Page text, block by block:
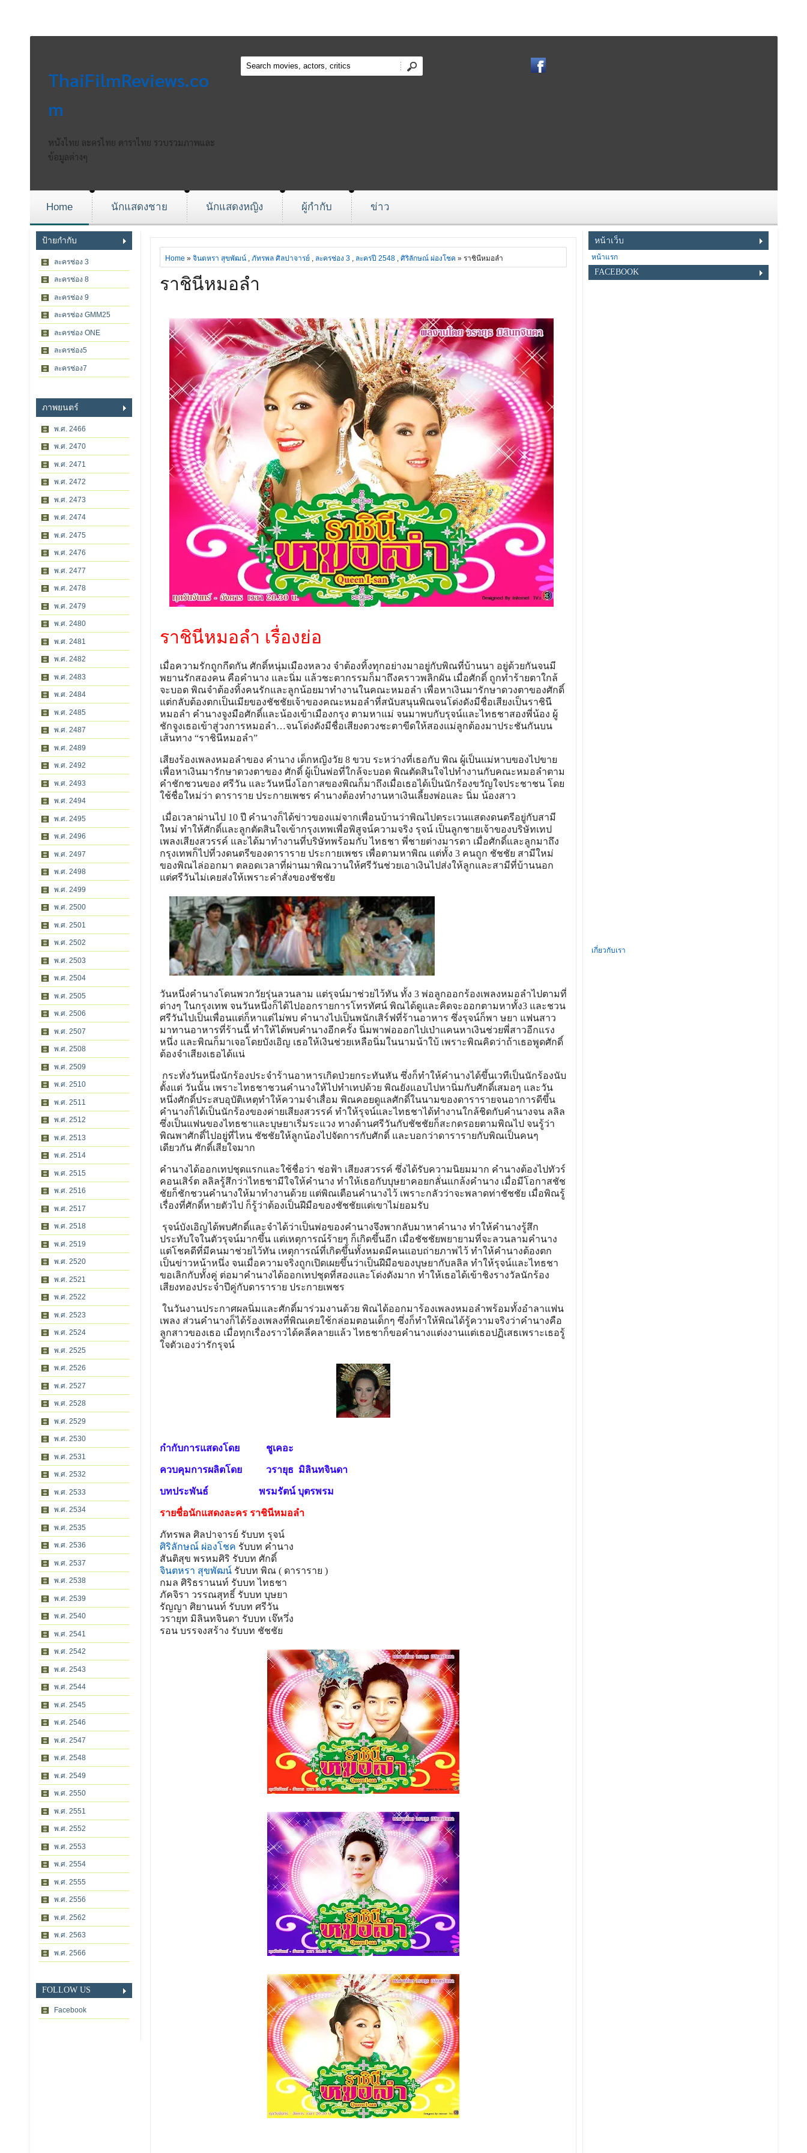
ThaiFilmReviews.co
m
หนังไทย ละครไทย ดาราไทย รวบรวมภาพและ
ข้อมูลต่างๆ
Home นักแสดงชาย นักแสดงหญิง ผู้กำกับ ข่าว
ป้ายกำกับ
ละครช่อง 3
ละครช่อง 8
ละครช่อง 9
ละครช่อง GMM25
ละครช่อง ONE
ละครช่อง5
ละครช่อง7
ภาพยนตร์
พ.ศ. 2466
พ.ศ. 2470
พ.ศ. 2471
พ.ศ. 2472
พ.ศ. 2473
พ.ศ. 2474
พ.ศ. 2475
พ.ศ. 2476
พ.ศ. 2477
พ.ศ. 2478
พ.ศ. 2479
พ.ศ. 2480
พ.ศ. 2481
พ.ศ. 2482
พ.ศ. 2483
พ.ศ. 2484
พ.ศ. 2485
พ.ศ. 2487
พ.ศ. 2489
พ.ศ. 2492
พ.ศ. 2493
พ.ศ. 2494
พ.ศ. 2495
พ.ศ. 2496
พ.ศ. 2497
พ.ศ. 2498
พ.ศ. 2499
พ.ศ. 2500
พ.ศ. 2501
พ.ศ. 2502
พ.ศ. 2503
พ.ศ. 2504
พ.ศ. 2505
พ.ศ. 2506
พ.ศ. 2507
พ.ศ. 2508
พ.ศ. 2509
พ.ศ. 2510
พ.ศ. 2511
พ.ศ. 2512
พ.ศ. 2513
พ.ศ. 2514
พ.ศ. 2515
พ.ศ. 2516
พ.ศ. 2517
พ.ศ. 2518
พ.ศ. 2519
พ.ศ. 2520
พ.ศ. 2521
พ.ศ. 2522
พ.ศ. 2523
พ.ศ. 2524
พ.ศ. 2525
พ.ศ. 2526
พ.ศ. 2527
พ.ศ. 2528
พ.ศ. 2529
พ.ศ. 2530
พ.ศ. 2531
พ.ศ. 2532
พ.ศ. 2533
พ.ศ. 2534
พ.ศ. 2535
พ.ศ. 2536
พ.ศ. 2537
พ.ศ. 2538
พ.ศ. 2539
พ.ศ. 2540
พ.ศ. 2541
พ.ศ. 2542
พ.ศ. 2543
พ.ศ. 2544
พ.ศ. 2545
พ.ศ. 2546
พ.ศ. 2547
พ.ศ. 2548
พ.ศ. 2549
พ.ศ. 2550
พ.ศ. 2551
พ.ศ. 2552
พ.ศ. 2553
พ.ศ. 2554
พ.ศ. 2555
พ.ศ. 2556
พ.ศ. 2562
พ.ศ. 2563
พ.ศ. 2566
FOLLOW US
Facebook
Home » จินตหรา สุขพัฒน์, ภัทรพล ศิลปาจารย์ , ละครช่อง 3, ละครปี 2548, ศิริลักษณ์ ผ่องโชค » ราชินีหมอลำ
ราชินีหมอลำ
ราชินีหมอลำ เรื่องย่อ
เมื่อความรักถูกกีดกัน ศักดิ์หนุ่มเมืองหลวง จำต้องทิ้งทุกอย่างมาอยู่กับพิณที่บ้านนา อยู่ด้วยกันจนมี
พยานรักสองคน คือคำนาง และนิ่ม แล้วชะตากรรมก็มาถึงคราวพลิกผัน เมื่อศักดิ์ ถูกทำร้ายตาใกล้
จะบอด พิณจำต้องทิ้งคนรักและลูกน้อยมาทำงานในคณะหมอลำ เพื่อหาเงินมารักษาดวงตาของศักดิ์
แต่กลับต้องตกเป็นเมียของชัชชัยเจ้าของคณะหมอลำที่สนับสนุนพิณจนโด่งดังมีชื่อเสียงเป็นราชินี
หมอลำ คำนางจูงมือศักดิ์และน้องเข้าเมืองกรุง ตามหาแม่ จนมาพบกับรุจน์และไทธชาสองพี่น้อง ผู้
ชักจูงเธอเข้าสู่วงการหมอลำ…จนโด่งดังมีชื่อเสียงดวงชะตาขีดให้สองแม่ลูกต้องมาประชันกันบน
เส้นทาง “ราชินีหมอลำ”
เสียงร้องเพลงหมอลำของ คำนาง เด็กหญิงวัย 8 ขวบ ระหว่างที่เธอกับ พิณ ผู้เป็นแม่หาบของไปขาย
เพื่อหาเงินมารักษาดวงตาของ ศักดิ์ ผู้เป็นพ่อที่ใกล้จะบอด พิณตัดสินใจไปทำงานกับคณะหมอลำตาม
คำชักชวนของ ศรีวัน และวันหนึ่งโอกาสของพิณก็มาถึงเมื่อเธอได้เป็นนักร้องขวัญใจประชาชน โดย
ใช้ชื่อใหม่ว่า ดาราราย ประกายเพชร คำนางต้องทำงานหาเงินเลี้ยงพ่อและ นิ่ม น้องสาว
เมื่อเวลาผ่านไป 10 ปี คำนางก็ได้ข่าวของแม่จากเพื่อนบ้านว่าพิณไปตระเวนแสดงดนตรีอยู่กับสามี
ใหม่ ทำให้ศักดิ์และลูกตัดสินใจเข้ากรุงเทพเพื่อพิสูจน์ความจริง รุจน์ เป็นลูกชายเจ้าของบริษัทเทป
เพลงเสียงสวรรค์ และได้มาทำงานที่บริษัทพร้อมกับ ไทธชา พี่ชายต่างมารดา เมื่อศักดิ์และลูกมาถึง
กรุงเทพก็ไปที่วงดนตรีของดาราราย ประกายเพชร เพื่อตามหาพิณ แต่ทั้ง 3 คนถูก ชัชชัย สามีใหม่
ของพิณไล่ออกมา ตลอดเวลาที่ผ่านมาพิณวานให้ศรีวันช่วยเอาเงินไปส่งให้ลูกและสามีที่บ้านนอก
แต่ศรีวันไม่เคยส่งให้เพราะคำสั่งของชัชชัย
วันหนึ่งคำนางโดนพวกวัยรุ่นลวนลาม แต่รุจน์มาช่วยไว้ทัน ทั้ง 3 พ่อลูกออกร้องเพลงหมอลำไปตามที่
ต่างๆ ในกรุงเทพ จนวันหนึ่งก็ได้ไปออกรายการโทรทัศน์ พิณได้ดูและคิดจะออกตามหาทั้ง3 และชวน
ศรีวันไปเป็นเพื่อนแต่ก็หาแต่ไม่พบ คำนางไปเป็นพนักเสิร์ฟที่ร้านอาหาร ซึ่งรุจน์ก็พา ษยา แฟนสาว
มาทานอาหารที่ร้านนี้ ทำให้ได้พบคำนางอีกครั้ง นิ่มพาพ่อออกไปเป่าแคนหาเงินช่วยพี่สาวอีกแรง
หนึ่ง และพิณก็มาเจอโดยบังเอิญ เธอให้เงินช่วยเหลือนิ่มในนามน้าใบ้ เพราะพิณคิดว่าถ้าเธอพูดศักดิ์
ต้องจำเสียงเธอได้แน่
กระทั่งวันหนึ่งนักร้องประจำร้านอาหารเกิดป่วยกระทันหัน ซึ่งก็ทำให้คำนางได้ขึ้นเวทีเป็นนักร้องนับ
ตั้งแต่ วันนั้น เพราะไทธชาชวนคำนางให้ไปทำเทปด้วย พิณยังแอบไปหานิ่มกับศักดิ์เสมอๆ และวัน
หนึ่งศักดิ์ประสบอุบัติเหตุทำให้ความจำเสื่อม พิณคอยดูแลศักดิ์ในนามของดารารายจนอาการดีขึ้น
คำนางก็ได้เป็นนักร้องของค่ายเสียงสวรรค์ ทำให้รุจน์และไทธชาได้ทำงานใกล้ชิดกับคำนางจน ลลิล
ซึ่งเป็นแฟนของไทธชาและบุษยาเริ่มระแวง ทางด้านศรีวันกับชัชชัยก็สะกดรอยตามพิณไป จนรู้ว่า
พิณพาศักดิ์ไปอยู่ที่ไหน ชัชชัยให้ลูกน้องไปจัดการกับศักดิ์ และบอกว่าดารารายกับพิณเป็นคนๆ
เดียวกัน ศักดิ์เสียใจมาก
คำนางได้ออกเทปชุดแรกและใช้ชื่อว่า ช่อฟ้า เสียงสวรรค์ ซึ่งได้รับความนิยมมาก คำนางต้องไปทัวร์
คอนเสิร์ต ลลิลรู้สึกว่าไทธชามีใจให้คำนาง ทำให้เธอกับบุษยาคอยกลั่นแกล้งคำนาง เมื่อมีโอกาสชัช
ชัยก็ชักชวนคำนางให้มาทำงานด้วย แต่พิณเตือนคำนางไว้ เพราะกลัวว่าจะพลาดท่าชัชชัย เมื่อพิณรู้
เรื่องที่ศักดิ์หายตัวไป ก็รู้ว่าต้องเป็นฝีมือของชัชชัยแต่เขาไม่ยอมรับ
รุจน์บังเอิญได้พบศักดิ์และจำได้ว่าเป็นพ่อของคำนางจึงพากลับมาหาคำนาง ทำให้คำนางรู้สึก
ประทับใจในตัวรุจน์มากขึ้น แต่เหตุการณ์ร้ายๆ ก็เกิดขึ้นอีก เมื่อชัชชัยพยายามที่จะลวนลามคำนาง
แต่โชคดีที่มีคนมาช่วยไว้ทัน เหตุการณ์ที่เกิดขึ้นทั้งหมดมีคนแอบถ่ายภาพไว้ ทำให้คำนางต้องตก
เป็นข่าวหน้าหนึ่ง จนเมื่อความจริงถูกเปิดเผยขึ้นว่าเป็นฝีมือของบุษยากับลลิล ทำให้รุจน์และไทธชา
ขอเลิกกับทั้งคู่ ต่อมาคำนางได้ออกเทปชุดที่สองและโด่งดังมาก ทำให้เธอได้เข้าชิงรางวัลนักร้อง
เสียงทองประจำปีคู่กับดาราราย ประกายเพชร
ในวันงานประกาศผลนิ่มและศักดิ์มาร่วมงานด้วย พิณได้ออกมาร้องเพลงหมอลำพร้อมทั้งอำลาแฟน
เพลง ส่วนคำนางก็ได้ร้องเพลงที่พิณเคยใช้กล่อมตอนเด็กๆ ซึ่งก็ทำให้พิณได้รู้ความจริงว่าคำนางคือ
ลูกสาวของเธอ เมื่อทุกเรื่องราวได้คลี่คลายแล้ว ไทธชาก็ขอคำนางแต่งงานแต่เธอปฏิเสธเพราะเธอรู้
ใจตัวเองว่ารักรุจน์
กำกับการแสดงโดย ชูเคอะ
ควบคุมการผลิตโดย วรายุธ มิลินทจินดา
บทประพันธ์ พรมรัตน์ บุตรพรม
รายชื่อนักแสดงละคร ราชินีหมอลำ
ภัทรพล ศิลปาจารย์ รับบท รุจน์
ศิริลักษณ์ ผ่องโชค รับบท คำนาง
สันติสุข พรหมศิริ รับบท ศักดิ์
จินตหรา สุขพัฒน์ รับบท พิณ ( ดาราราย )
กมล ศิริธรานนท์ รับบท ไทธชา
ภัคจิรา วรรณสุทธิ์ รับบท บุษยา
รัญญา ศิยานนท์ รับบท ศรีวัน
วรายุท มิลินทจินดา รับบท เจ๊หวึ่ง
รอน บรรจงสร้าง รับบท ชัชชัย
หน้าเว็บ
หน้าแรก
FACEBOOK
เกี่ยวกับเรา